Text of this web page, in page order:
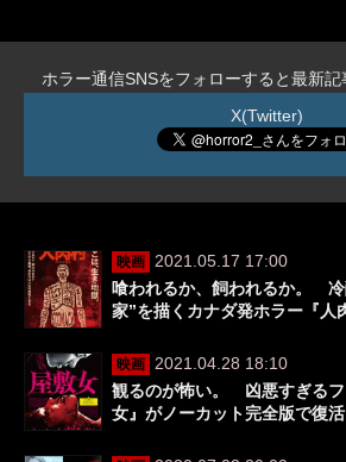
ホラー通信SNSをフォローすると最新
X(Twitter)
映画
2021.05.17 17:00
喰われるか、飼われるか。
家”を描くカナダ発ホラー『人
映画
2021.04.28 18:10
観るのが怖い。 凶悪すぎる
女』がノーカット完全版で復